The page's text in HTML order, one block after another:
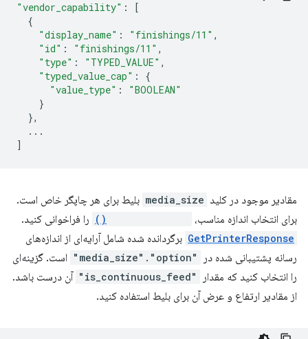
"vendor_capability" :
[
{
"display_name" : "finishings/11" ,
"id" : "finishings/11" ,
"type" : "TYPED_VALUE" ,
"typed_value_cap" :
{
"value_type" :
"BOOLEAN"
}
},
...
]
مقادیر موجود در کلید media_size بلیط برای هر چاپگر خاص است.
برای انتخاب اندازه مناسب،
را فراخوانی کنید.
GetPrinterResponse برگردانده شده شامل آرایه‌ای از اندازه‌های
رسانه پشتیبانی شده در
"media_size"."option"
است. گزینه‌ای
را انتخاب کنید که مقدار
"is_continuous_feed"
آن درست باشد.
از مقادیر ارتفاع و عرض آن برای بلیط استفاده کنید.